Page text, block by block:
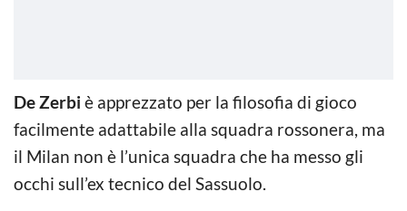
De Zerbi è apprezzato per la filosofia di gioco
facilmente adattabile alla squadra rossonera, ma
il Milan non è l’unica squadra che ha messo gli
occhi sull’ex tecnico del Sassuolo.